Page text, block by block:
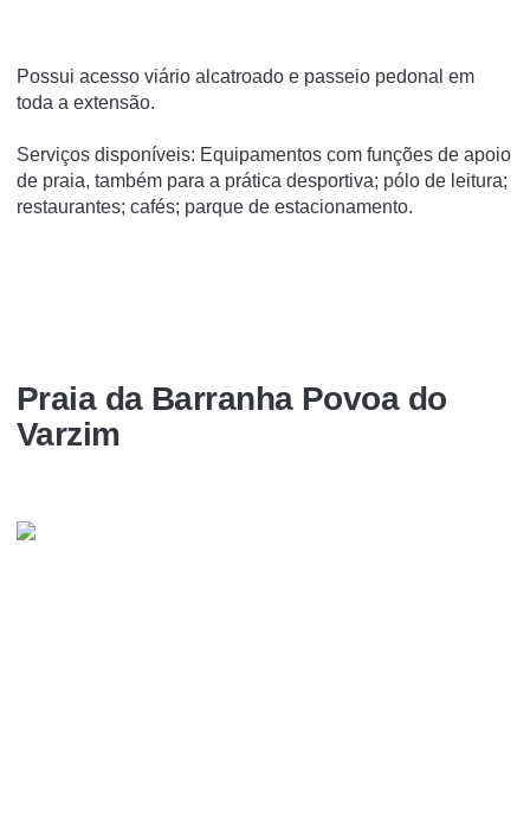
Possui acesso viário alcatroado e passeio pedonal em
toda a extensão.
Serviços disponíveis: Equipamentos com funções de apoio
de praia, também para a prática desportiva; pólo de leitura;
restaurantes; cafés; parque de estacionamento.
Praia da Barranha Povoa do
Varzim